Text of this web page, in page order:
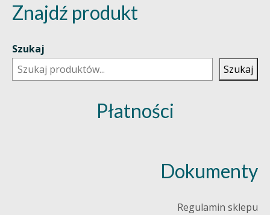
Znajdź produkt
Szukaj
Szukaj
Płatności
Dokumenty
Regulamin sklepu